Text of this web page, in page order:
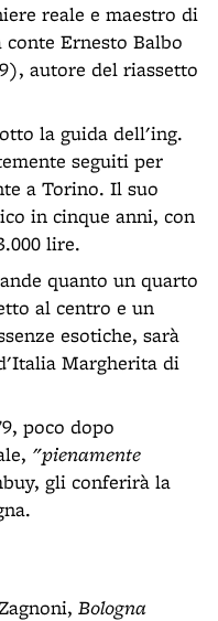
reale e maestro di
Ernesto Balbo
autore del riassetto
la guida dell'ing.
seguiti per
a Torino. Il suo
in cinque anni, con
lire.
quanto un quarto
al centro e un
esotiche, sarà
Margherita di
poco dopo
"pienamente
gli conferirà la
Bologna